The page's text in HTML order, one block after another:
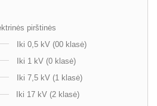
pirštinės
Iki 0,5 kV (00 klasė)
Iki 1 kV (0 klasė)
Iki 7,5 kV (1 klasė)
Iki 17 kV (2 klasė)